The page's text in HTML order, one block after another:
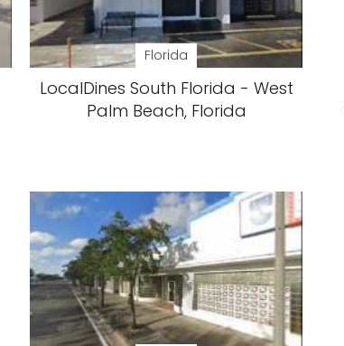
Florida
LocalDines South Florida - West
Palm Beach, Florida